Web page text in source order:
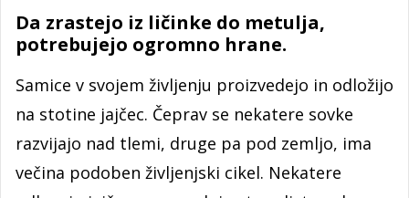
Da zrastejo iz ličinke do metulja,
potrebujejo ogromno hrane.
Samice v svojem življenju proizvedejo in odložijo
na stotine jajčec. Čeprav se nekatere sovke
razvijajo nad tlemi, druge pa pod zemljo, ima
večina podoben življenjski cikel. Nekatere